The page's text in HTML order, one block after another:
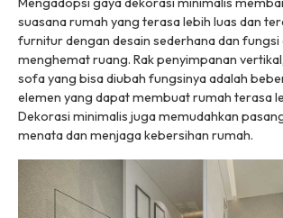
suasana rumah yang terasa lebih luas dan
furnitur dengan desain sederhana dan fungsi
menghemat ruang. Rak penyimpanan
sofa yang bisa diubah fungsinya adalah
elemen yang dapat membuat rumah terasa
Dekorasi minimalis juga memudahkan
menata dan menjaga kebersihan rumah.